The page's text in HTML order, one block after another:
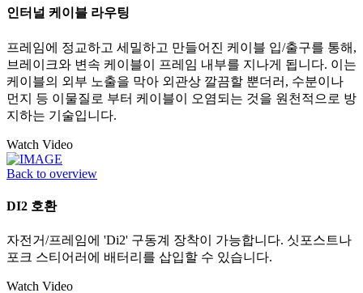
인터널 케이블 라우팅
프레임에 정교하고 세밀하고 만들어진 케이블 입/출구를 통해,
브레이크와 변속 케이블이 프레임 내부를 지나게 됩니다. 이는
케이블의 외부 노출을 막아 외관상 깔끔할 뿐더러, 수분이나
먼지 등 이물질로 부터 케이블이 오염되는 것을 원천적으로 방
지하는 기술입니다.
Watch Video
Back to overview
DI2 호환
자전거/프레임에 'Di2' 구동계 장착이 가능합니다. 싯포스트나
포크 스티어러에 배터리를 삽입할 수 있습니다.
Watch Video